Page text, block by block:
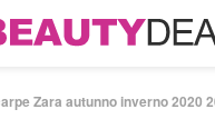
Zara autunno inverno 2020